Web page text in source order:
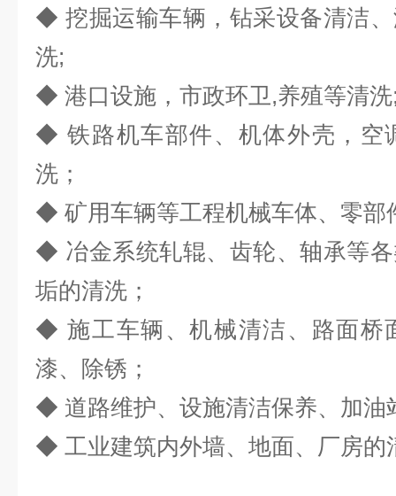
◆ 挖掘运输车辆，钻采设备清洁
洗;
◆ 港口设施，市政环卫,养殖等清
◆ 铁路机车部件、机体外壳，空
洗；
◆ 矿用车辆等工程机械车体、零部
◆ 冶金系统轧辊、齿轮、轴承等
垢的清洗；
◆ 施工车辆、机械清洁、路面桥
漆、除锈；
◆ 道路维护、设施清洁保养、加油
◆ 工业建筑内外墙、地面、厂房的